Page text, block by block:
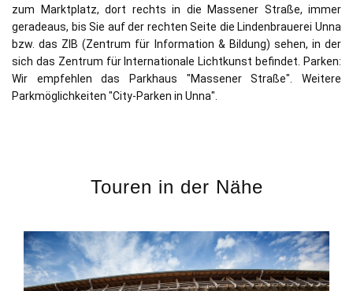
zum Marktplatz, dort rechts in die Massener Straße, immer
geradeaus, bis Sie auf der rechten Seite die Lindenbrauerei Unna
bzw. das ZIB (Zentrum für Information & Bildung) sehen, in der
sich das Zentrum für Internationale Lichtkunst befindet. Parken:
Wir empfehlen das Parkhaus "Massener Straße". Weitere
Parkmöglichkeiten "City-Parken in Unna".
Touren in der Nähe